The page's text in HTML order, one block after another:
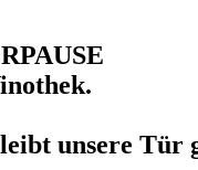
unsere Tür